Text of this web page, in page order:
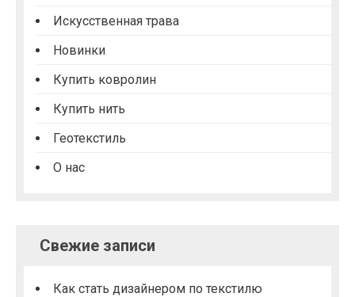
Искусственная трава
Новинки
Купить ковролин
Купить нить
Геотекстиль
О нас
Свежие записи
Как стать дизайнером по текстилю